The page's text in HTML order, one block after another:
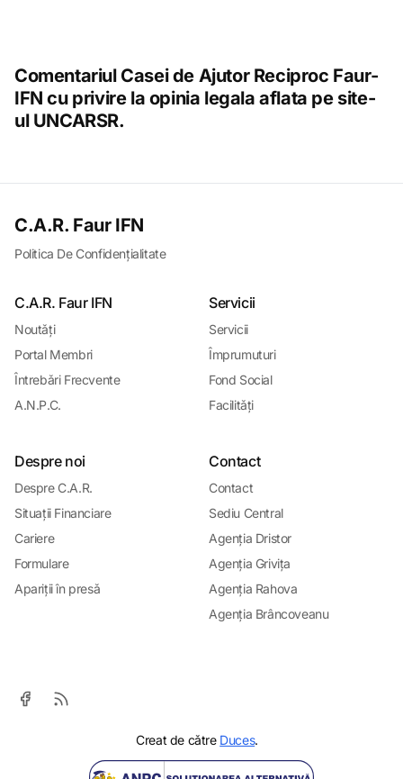
Comentariul Casei de Ajutor Reciproc Faur-
IFN cu privire la opinia legala aflata pe site-
ul UNCARSR.
C.A.R. Faur IFN
Politica De Confidențialitate
C.A.R. Faur IFN
Noutǎți
Portal Membri
Întrebǎri Frecvente
A.N.P.C.
Servicii
Servicii
Împrumuturi
Fond Social
Facilitǎți
Despre noi
Despre C.A.R.
Situații Financiare
Cariere
Formulare
Apariții în presǎ
Contact
Contact
Sediu Central
Agenția Dristor
Agenția Grivița
Agenția Rahova
Agenția Brâncoveanu
Creat de cǎtre Duces.